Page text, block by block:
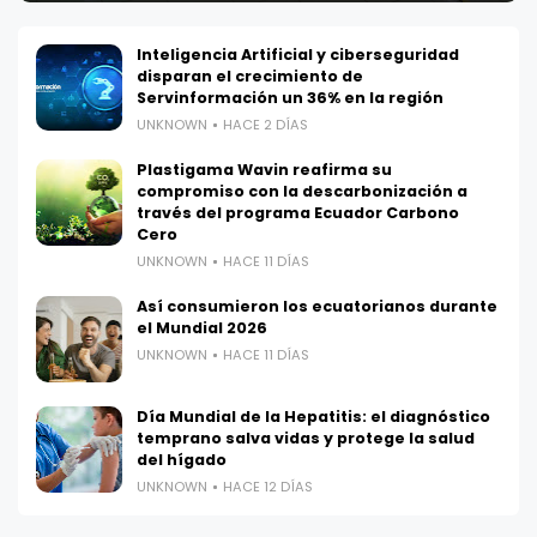
Inteligencia Artificial y ciberseguridad
disparan el crecimiento de
Servinformación un 36% en la región
UNKNOWN HACE 2 DÍAS
Plastigama Wavin reafirma su
compromiso con la descarbonización a
través del programa Ecuador Carbono
Cero
UNKNOWN HACE 11 DÍAS
Así consumieron los ecuatorianos durante
el Mundial 2026
UNKNOWN HACE 11 DÍAS
Día Mundial de la Hepatitis: el diagnóstico
temprano salva vidas y protege la salud
del hígado
UNKNOWN HACE 12 DÍAS